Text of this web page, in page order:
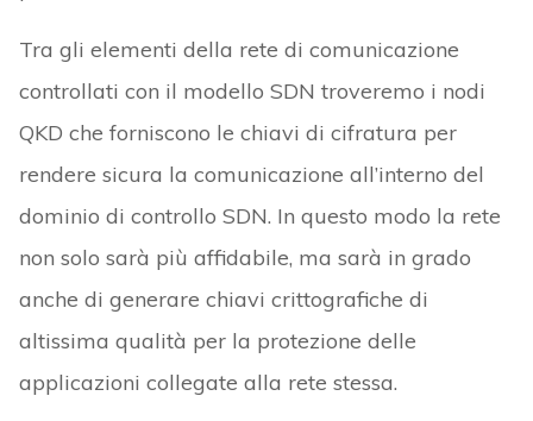
Tra gli elementi della rete di comunicazione
controllati con il modello SDN troveremo i nodi
QKD che forniscono le chiavi di cifratura per
rendere sicura la comunicazione all’interno del
dominio di controllo SDN. In questo modo la rete
non solo sarà più affidabile, ma sarà in grado
anche di generare chiavi crittografiche di
altissima qualità per la protezione delle
applicazioni collegate alla rete stessa.